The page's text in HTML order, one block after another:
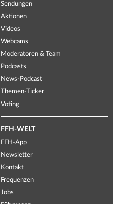
Sendungen
Aktionen
Videos
Webcams
Moderatoren & Team
Podcasts
News-Podcast
Themen-Ticker
Voting
FFH-WELT
FFH-App
Newsletter
Kontakt
Frequenzen
Jobs